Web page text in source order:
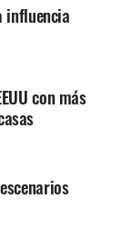
influencia
con más